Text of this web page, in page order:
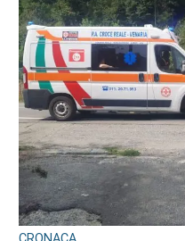
IL NOTO ATTORE
Luca Argentero
“Ridiamogli la
di
Angela Pastore